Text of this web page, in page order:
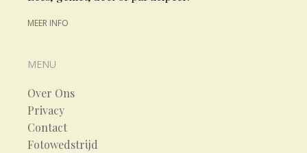
MEER INFO
MENU
Over Ons
Privacy
Contact
Fotowedstrijd